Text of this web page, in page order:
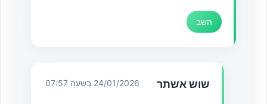
השב
שוש אשתר 24/01/2026 בשעה 07:57